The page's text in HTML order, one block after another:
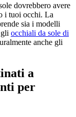
dovrebbero avere
i tuoi occhi. La
sia i modelli
occhiali da sole di
anche gli
a
per